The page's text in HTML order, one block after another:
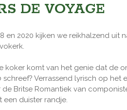
DE VOYAGE
en 2020 kijken we reikhalzend uit
koker komt van het genie dat de
schreef? Verrassend lyrisch op het
de Britse Romantiek van
een duister randje.